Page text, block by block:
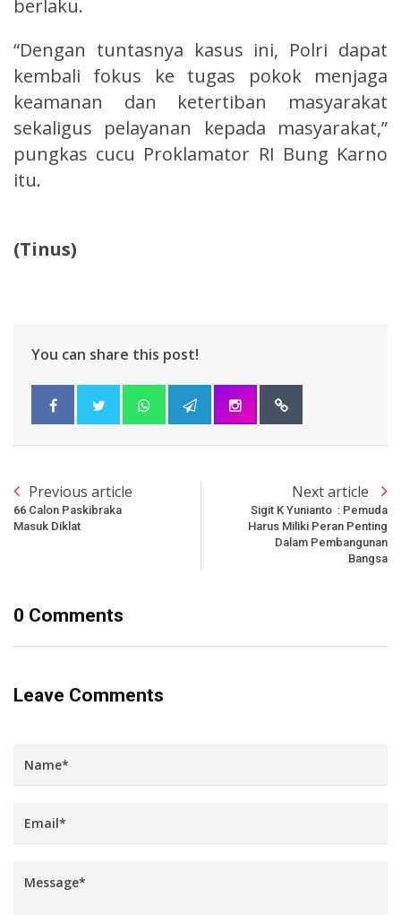
berlaku.
“Dengan tuntasnya kasus ini, Polri dapat
kembali fokus ke tugas pokok menjaga
keamanan dan ketertiban masyarakat
sekaligus pelayanan kepada masyarakat,”
pungkas cucu Proklamator RI Bung Karno
itu.
(Tinus)
You can share this post!
Previous article
66 Calon Paskibraka
Masuk Diklat
Next article
Sigit K Yunianto : Pemuda
Harus Miliki Peran Penting
Dalam Pembangunan
Bangsa
0 Comments
Leave Comments